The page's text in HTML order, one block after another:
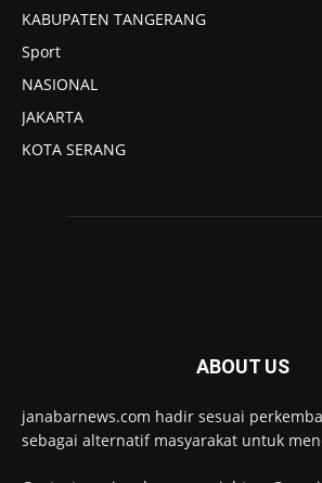
KABUPATEN TANGERANG
Sport
NASIONAL
JAKARTA
KOTA SERANG
ABOUT US
janabarnews.com hadir sesuai
sebagai alternatif masyarakat untuk